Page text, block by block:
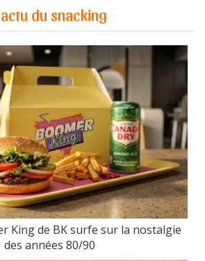
du snacking
King de BK surfe sur la nostalgie
des années 80/90